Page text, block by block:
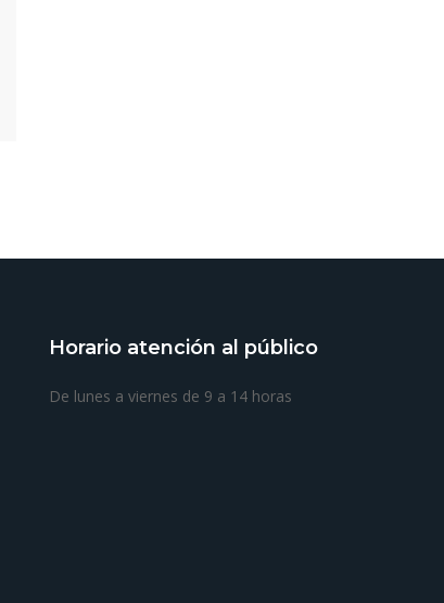
Horario atención al público
De lunes a viernes de 9 a 14 horas